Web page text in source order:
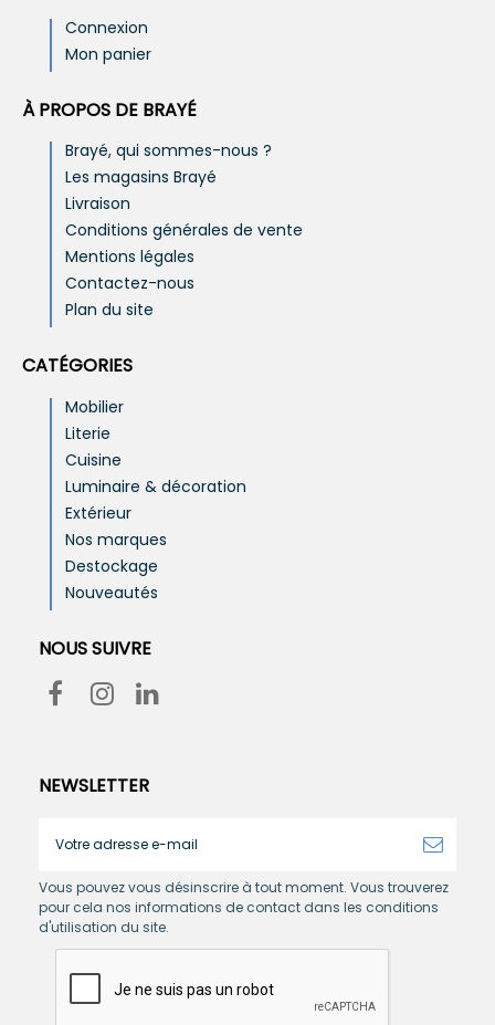
Connexion
Mon panier
À PROPOS DE BRAYÉ
Brayé, qui sommes-nous ?
Les magasins Brayé
Livraison
Conditions générales de vente
Mentions légales
Contactez-nous
Plan du site
CATÉGORIES
Mobilier
Literie
Cuisine
Luminaire & décoration
Extérieur
Nos marques
Destockage
Nouveautés
NOUS SUIVRE
NEWSLETTER
Vous pouvez vous désinscrire à tout moment. Vous trouverez
pour cela nos informations de contact dans les conditions
d'utilisation du site.